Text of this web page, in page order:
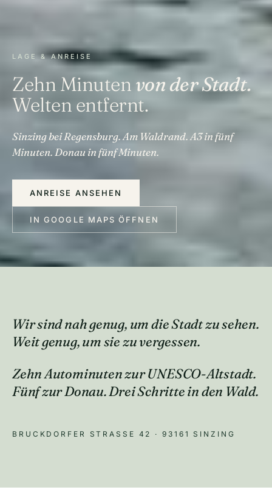
LAGE & ANREISE
Zehn Minuten von der Stadt.
Welten entfernt.
Sinzing bei Regensburg. Am Waldrand. A3 in fünf
Minuten. Donau in fünf Minuten.
ANREISE ANSEHEN
IN GOOGLE MAPS ÖFFNEN
Wir sindnah genug, um die Stadt zu sehen.
Weit genug, um sie zu vergessen.
Zehn Autominuten zur UNESCO-Altstadt.
Fünf zur Donau. Drei Schritte in den Wald.
BRUCKDORFER STRASSE 42 · 93161 SINZING